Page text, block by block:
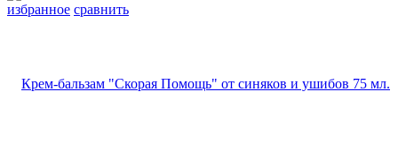
избранное сравнить